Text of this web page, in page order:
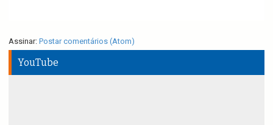
Assinar: Postar comentários (Atom)
YouTube